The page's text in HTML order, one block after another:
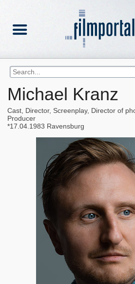
Michael Kranz
Cast, Director, Screenplay, Director of
Producer
17.04.1983 Ravensburg